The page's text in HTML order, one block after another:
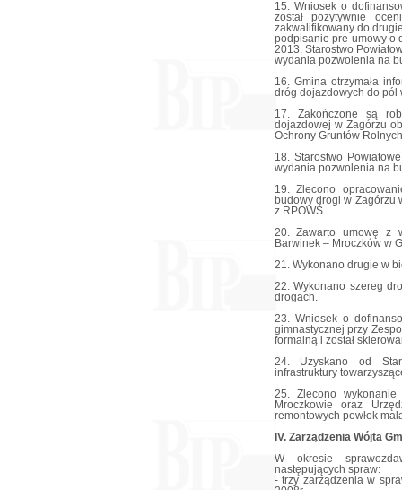
15. Wniosek o
został pozytywnie
zakwalifikowany do
podpisanie pre-umowy o
2013. Starostwo
wydania pozwolenia na
16. Gmina otrzymała
dróg dojazdowych do pól
17. Zakończone są
dojazdowej w Zagórzu
Ochrony Gruntów
18. Starostwo
wydania pozwolenia na
19. Zlecono
budowy drogi w Zagórzu
z RPOWŚ.
20. Zawarto umowę z
Barwinek – Mroczków w
21. Wykonano drugie w
22. Wykonano szereg
drogach.
23. Wniosek o
gimnastycznej przy
formalną i został
24. Uzyskano od
infrastruktury
25. Zlecono
Mroczkowie oraz
remontowych powłok
IV. Zarządzenia Wójta
W okresie
następujących spraw:
- trzy zarządzenia w